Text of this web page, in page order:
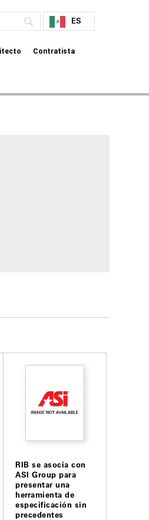
ES
Contratista
RIB se asocia con
ASI Group para
presentar una
herramienta de
especificación sin
precedentes